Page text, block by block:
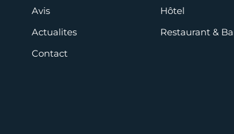
Avis
Actualites
Contact
Hôtel
Restaurant &